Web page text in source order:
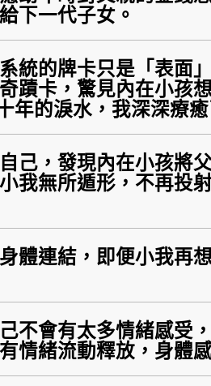
下一代子女。
統的牌卡只是「表面
蹟卡，驚見內在小孩
的淚水，我深深療癒
己，發現內在小孩將
我無所遁形，不再投
體連結，即便小我再
不會有太多情緒感受
情緒流動釋放，身體